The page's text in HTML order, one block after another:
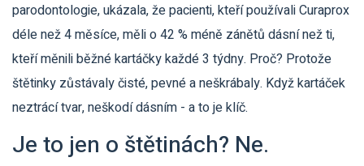
parodontologie, ukázala, že pacienti, kteří používali Curaprox
déle než 4 měsíce, měli o 42 % méně zánětů dásní než ti,
kteří měnili běžné kartáčky každé 3 týdny. Proč? Protože
štětinky zůstávaly čisté, pevné a neškrábaly. Když kartáček
neztrácí tvar, neškodí dásním - a to je klíč.
Je to jen o štětinách? Ne.